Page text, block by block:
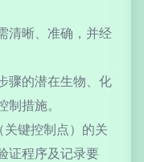
清晰、准确，并经
骤的潜在生物、化
措施。
关键控制点）的关
证程序及记录要